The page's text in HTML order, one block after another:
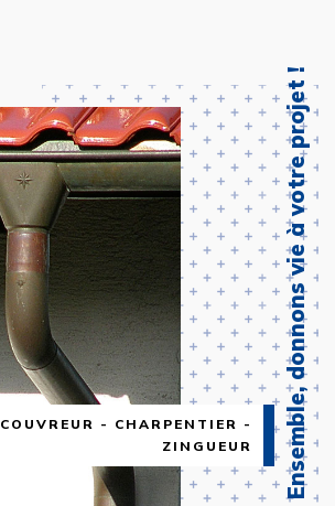
COUVREUR - CHARPENTIER -
ZINGUEUR
Ensemble, donnons vie à votre projet !